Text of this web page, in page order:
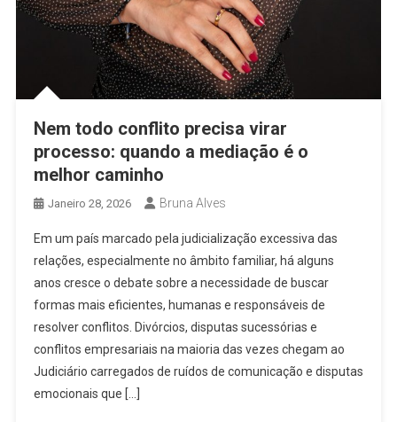
Nem todo conflito precisa virar
processo: quando a mediação é o
melhor caminho
Janeiro 28, 2026 Bruna Alves
Em um país marcado pela judicialização excessiva das
relações, especialmente no âmbito familiar, há alguns
anos cresce o debate sobre a necessidade de buscar
formas mais eficientes, humanas e responsáveis de
resolver conflitos. Divórcios, disputas sucessórias e
conflitos empresariais na maioria das vezes chegam ao
Judiciário carregados de ruídos de comunicação e disputas
emocionais que […]